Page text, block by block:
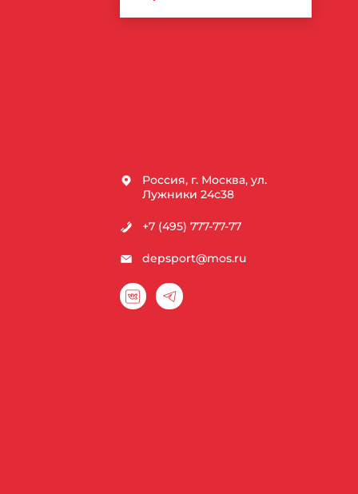
Россия, г. Москва, ул.
Лужники 24с38
+7 (495) 777-77-77
depsport@mos.ru